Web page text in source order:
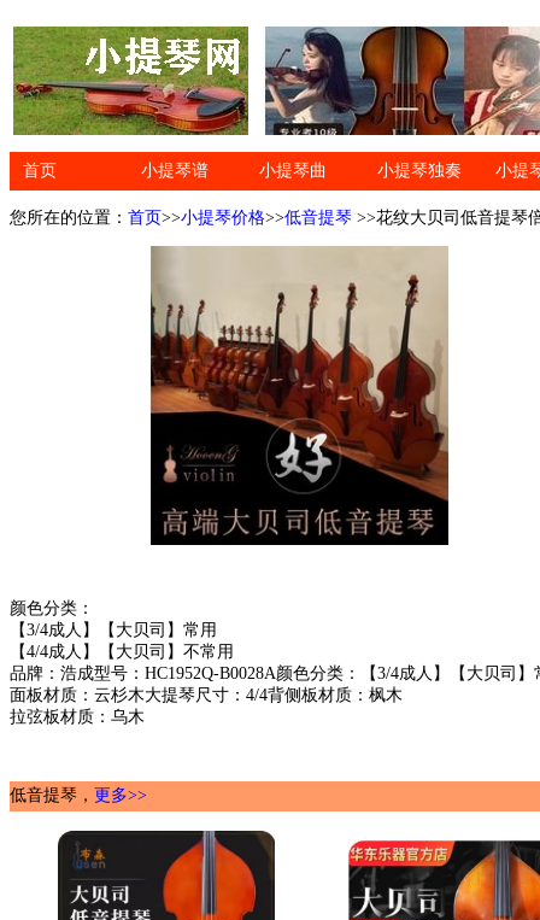
首页 小提琴谱 小提琴曲 小提琴独奏 小提
您所在的位置： 首页>>小提琴价格>>低音提琴 >>花纹大贝司低音提琴
颜色分类：
【3/4成人】【大贝司】常用
【4/4成人】【大贝司】不常用
品牌：浩成型号：HC1952Q-B0028A颜色分类：【3/4成人】【大贝司
面板材质：云杉木大提琴尺寸：4/4背侧板材质：枫木
拉弦板材质：乌木
低音提琴， 更多>>